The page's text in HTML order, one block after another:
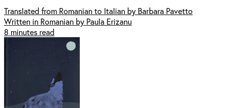
Translated from Romanian to Italian by Barbara Pavetto
Written in Romanian by Paula Erizanu
8 minutes read